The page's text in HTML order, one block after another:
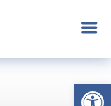
Abrir
a